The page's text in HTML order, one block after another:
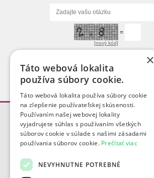
[nový kód]
=
×
Táto webová lokalita
používa súbory cookie.
Táto webová lokalita používa súbory cookie
na zlepšenie používateľskej skúsenosti.
Používaním našej webovej lokality
vyjadrujete súhlas s používaním všetkých
súborov cookie v súlade s našimi zásadami
používania súborov cookie. Prečítať viac
NEVYHNUTNE POTREBNÉ